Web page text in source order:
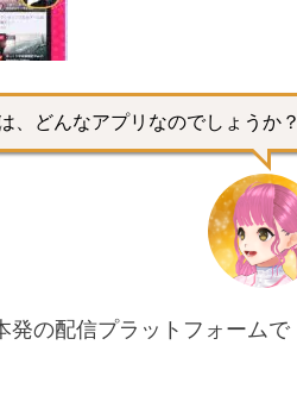
、どんなアプリなのでしょうか？
発の配信プラットフォームで